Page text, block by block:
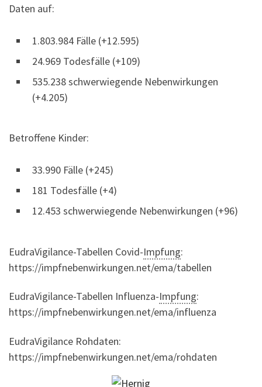
Daten auf:
1.803.984 Fälle (+12.595)
24.969 Todesfälle (+109)
535.238 schwerwiegende Nebenwirkungen
(+4.205)
Betroffene Kinder:
33.990 Fälle (+245)
181 Todesfälle (+4)
12.453 schwerwiegende Nebenwirkungen (+96)
EudraVigilance-Tabellen Covid-Impfung:
https://impfnebenwirkungen.net/ema/tabellen
EudraVigilance-Tabellen Influenza-Impfung:
https://impfnebenwirkungen.net/ema/influenza
EudraVigilance Rohdaten:
https://impfnebenwirkungen.net/ema/rohdaten